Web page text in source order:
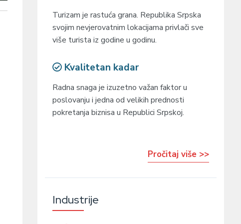
Turizam je rastuća grana. Republika Srpska
svojim nevjerovatnim lokacijama privlači sve
više turista iz godine u godinu.
Kvalitetan kadar
Radna snaga je izuzetno važan faktor u
poslovanju i jedna od velikih prednosti
pokretanja biznisa u Republici Srpskoj.
Pročitaj više >>
Industrije